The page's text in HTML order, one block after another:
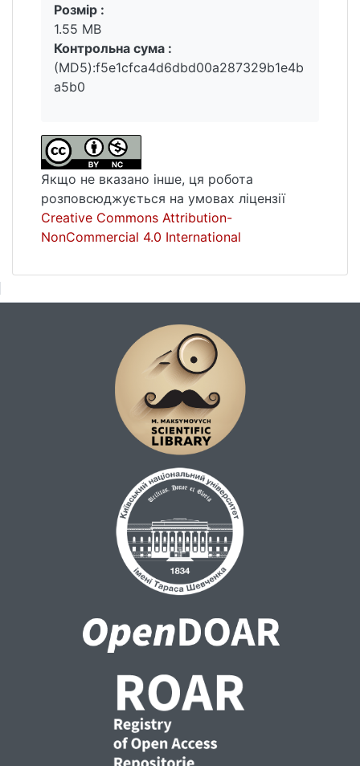
Розмір :
1.55 MB
Контрольна сума :
(MD5):f5e1cfca4d6dbd00a287329b1e4b
a5b0
Якщо не вказано інше, ця робота
розповсюджується на умовах ліцензії
Creative Commons Attribution-
NonCommercial 4.0 International